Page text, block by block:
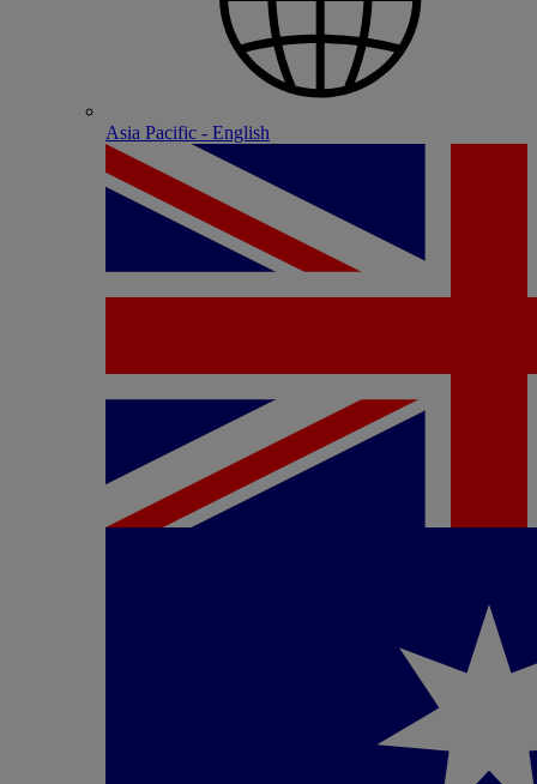
Asia Pacific - English